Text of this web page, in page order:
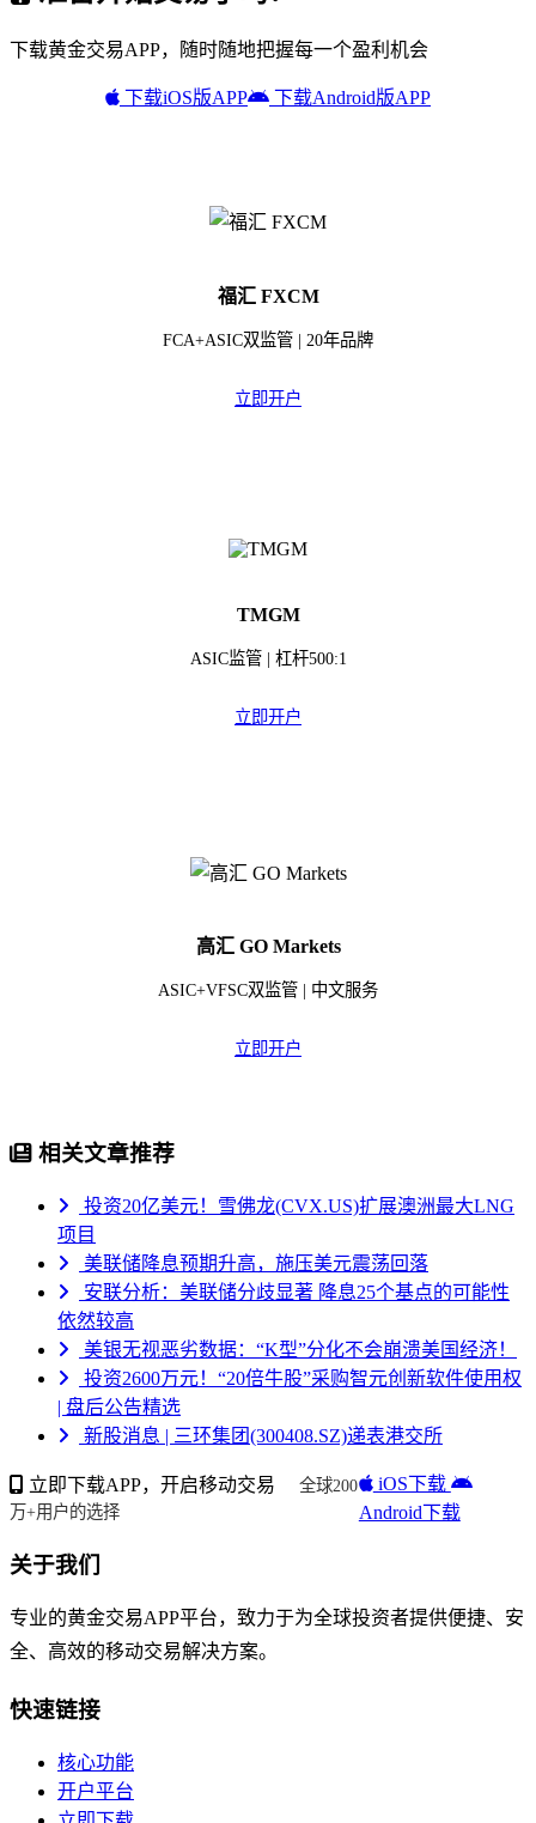
下载黄金交易APP，随时随地把握每一个盈利机会
下载iOS版APP 下载Android版APP
福汇 FXCM
FCA+ASIC双监管 | 20年品牌
立即开户
TMGM
ASIC监管 | 杠杆500:1
立即开户
高汇 GO Markets
ASIC+VFSC双监管 | 中文服务
立即开户
相关文章推荐
投资20亿美元！雪佛龙(CVX.US)扩展澳洲最大LNG
项目
美联储降息预期升高，施压美元震荡回落
安联分析：美联储分歧显著 降息25个基点的可能性
依然较高
美银无视恶劣数据：“K型”分化不会崩溃美国经济！
投资2600万元！“20倍牛股”采购智元创新软件使用权
| 盘后公告精选
新股消息 | 三环集团(300408.SZ)递表港交所
立即下载APP，开启移动交易
全球200
万+用户的选择
iOS下载
Android下载
关于我们
专业的黄金交易APP平台，致力于为全球投资者提供便捷、安
全、高效的移动交易解决方案。
快速链接
核心功能
开户平台